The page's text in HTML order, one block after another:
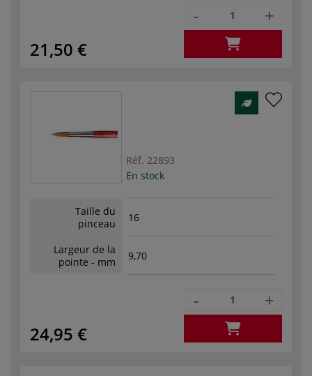
21,50 €
- +
Réf. 22893
En stock
Taille du
pinceau
16
Largeur de la
pointe - mm
9,70
24,95 €
- +